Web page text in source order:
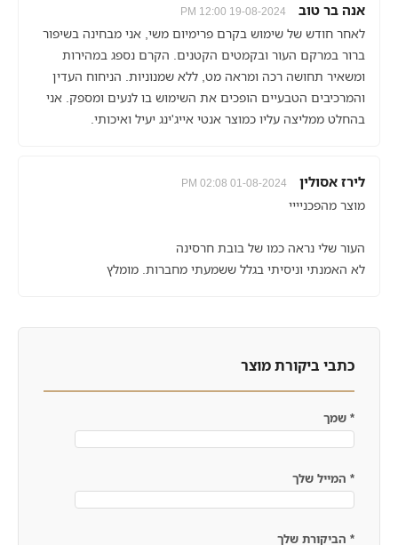
אנה בר טוב 19-08-2024 12:00 PM
לאחר חודש של שימוש בקרם פרימיום משי, אני מבחינה בשיפור
ברור במרקם העור ובקמטים הקטנים. הקרם נספג במהירות
ומשאיר תחושה רכה ומראה מט, ללא שמנוניות. הניחוח העדין
והמרכיבים הטבעיים הופכים את השימוש בו לנעים ומספק. אני
בהחלט ממליצה עליו כמוצר אנטי אייג'ינג יעיל ואיכותי.
לירז אסולין 01-08-2024 02:08 PM
מוצר מהפכניייי
העור שלי נראה כמו של בובת חרסינה
לא האמנתי וניסיתי בגלל ששמעתי מחברות. מומלץ
כתבי ביקורת מוצר
* שמך
* המייל שלך
* הביקורת שלך